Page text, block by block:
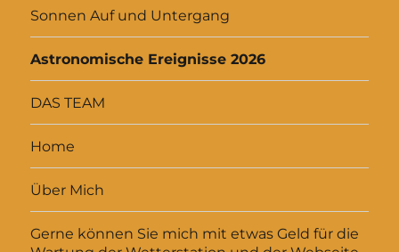
Sonnen Auf und Untergang
Astronomische Ereignisse 2026
DAS TEAM
Home
Über Mich
Gerne können Sie mich mit etwas Geld für die